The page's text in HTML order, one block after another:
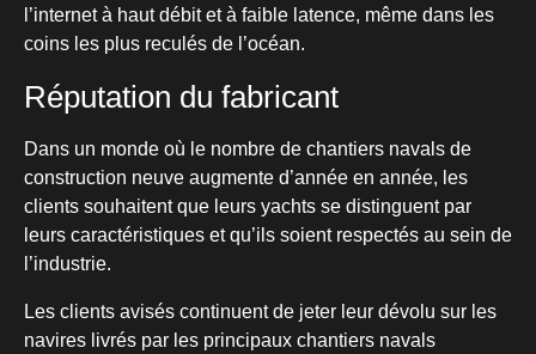
l’internet à haut débit et à faible latence, même dans les
coins les plus reculés de l’océan.
Réputation du fabricant
Dans un monde où le nombre de chantiers navals de
construction neuve augmente d’année en année, les
clients souhaitent que leurs yachts se distinguent par
leurs caractéristiques et qu’ils soient respectés au sein de
l’industrie.
Les clients avisés continuent de jeter leur dévolu sur les
navires livrés par les principaux chantiers navals